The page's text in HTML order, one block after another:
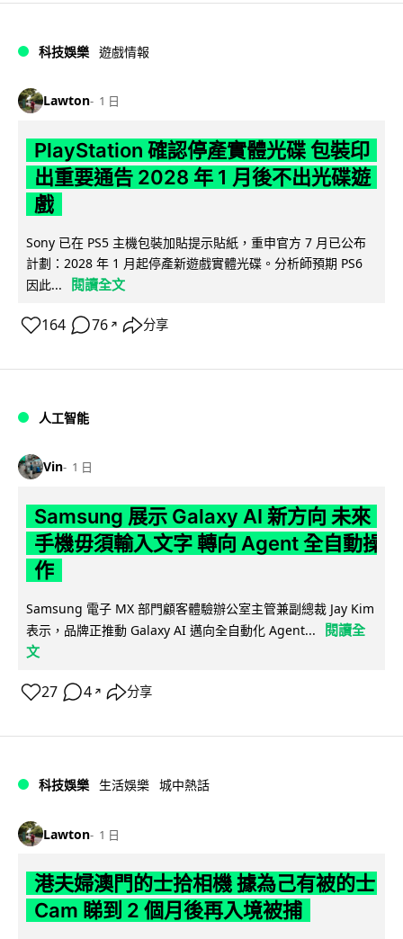
科技娛樂 遊戲情報
Lawton 1 日
PlayStation 確認停產實體光碟 包裝印
出重要通告 2028 年 1 月後不出光碟遊
戲
Sony 已在 PS5 主機包裝加貼提示貼紙，重申官方 7 月已公布
計劃：2028 年 1 月起停產新遊戲實體光碟。分析師預期 PS6
因此...
閱讀全文
164 76 ↗ 分享
人工智能
Vin 1 日
Samsung 展示 Galaxy AI 新方向 未來
手機毋須輸入文字 轉向 Agent 全自動操
作
Samsung 電子 MX 部門顧客體驗辦公室主管兼副總裁 Jay Kim
表示，品牌正推動 Galaxy AI 邁向全自動化 Agent...
閱讀全
文
27 4 ↗ 分享
科技娛樂 生活娛樂 城中熱話
Lawton 1 日
港夫婦澳門的士拾相機 據為己有被的士
Cam 睇到 2 個月後再入境被捕